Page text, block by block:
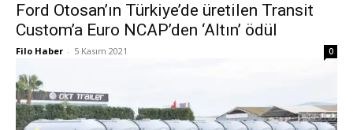
Ford Otosan’ın Türkiye’de üretilen Transit
Custom’a Euro NCAP’den ‘Altın’ ödül
Filo Haber - 5 Kasım 2021 0